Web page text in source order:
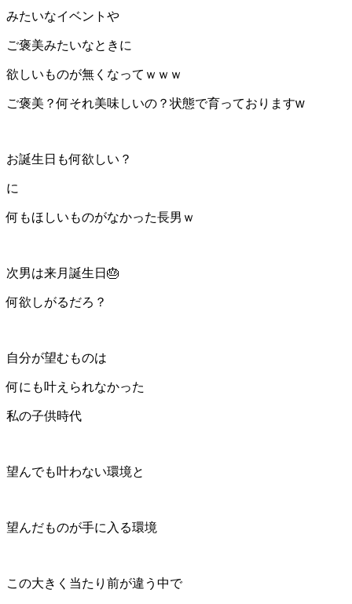
みたいなイベントや
ご褒美みたいなときに
欲しいものが無くなってｗｗｗ
ご褒美？何それ美味しいの？ 状態で育っておりますw
お誕生日も何欲しい？
に
何もほしいものがなかった長男ｗ
次男は来月誕生日🎂
何欲しがるだろ？
自分が望むものは
何にも叶えられなかった
私の子供時代
望んでも叶わない環境と
望んだものが手に入る環境
この大きく当たり前が違う中で